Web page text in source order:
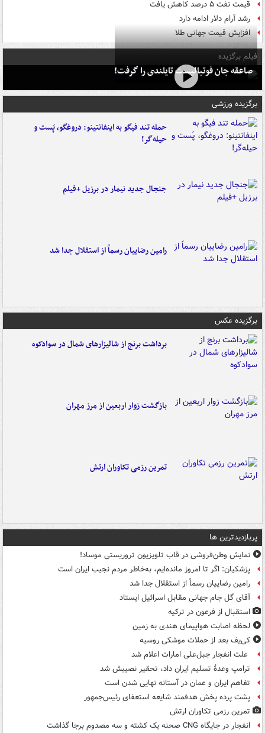
قیمت نفت ۵ درصد کاهش یافت
رشد آرام دلار ادامه دارد
افزایش قیمت جهانی طلا
فیلم برگزیده
صاعقه جان فوتبالیست تایلندی را گرفت!
برگزیده ورزشی
حمله تند فیگو به اینفانتینو: دروغگو، پَست‌ و
حیله‌گر!
جنجال جدید نیمار در برزیل +فیلم
رامین رضاییان رسماً از استقلال جدا شد
برگزیده عکس
برداشت برنج از شالیزارهای شمال در سوادکوه
بازگشت زوار اربعین از مرز مهران
تمرین رزمی تکاوران ارتش
پربازدیدترین ها
نمایش وطن‌فروشی در قاب تلویزیون تروریستی موساد!
پزشکیان: اگر تا امروز مانده‌ایم، به‌خاطر مردم نجیب ایران است
رامین رضاییان رسماً از استقلال جدا شد
آقای گل جام جهانی مقابل اسرائیل ایستاد
استقبال از فرعون در ترکیه
لحظه اصابت هواپیمای هندی به زمین
کی‌یف بعد از حملات موشکی روسیه
علت انفجار جبل‌علی امارات اعلام شد
ترامپ وعدۀ تسلیم ایران داد، تحقیر نصیبش شد
تفاهم ایران و عمان در آستانه نهایی شدن است
پشت پرده پخش هدفمند شایعه استعفای رئیس‌جمهور
تمرین رزمی تکاوران ارتش
انفجار در جایگاه CNG صحنه یک کشته و سه مصدوم برجا گذاشت